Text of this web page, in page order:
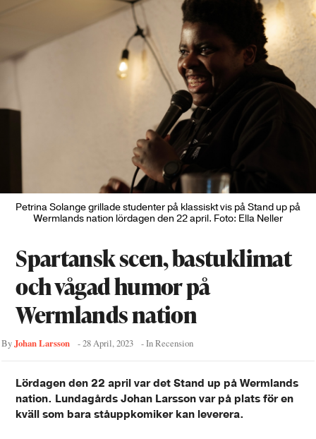
Petrina Solange grillade studenter på klassiskt vis på Stand up på
Wermlands nation lördagen den 22 april. Foto: Ella Neller
Spartansk scen, bastuklimat
och vågad humor på
Wermlands nation
ByJohan Larsson -28 April, 2023 - InRecension
Lördagen den 22 april var det Stand up på Wermlands
nation. Lundagårds Johan Larsson var på plats för en
kväll som bara ståuppkomiker kan leverera.